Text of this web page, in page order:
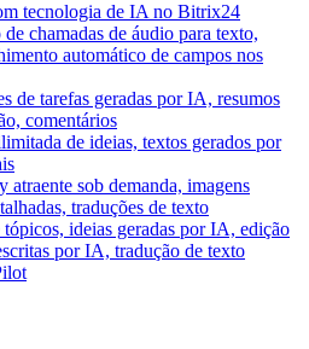
tecnologia de IA no Bitrix24
chamadas de áudio para texto,
automático de campos nos
de tarefas geradas por IA, resumos
comentários
de ideias, textos gerados por
atraente sob demanda, imagens
traduções de texto
tópicos, ideias geradas por IA, edição
por IA, tradução de texto